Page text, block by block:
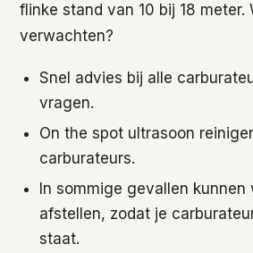
flinke stand van 10 bij 18 meter.
verwachten?
Snel advies bij alle
vragen.
On the spot ultrasoon
carburateurs.
In sommige gevallen
afstellen, zodat je
staat.